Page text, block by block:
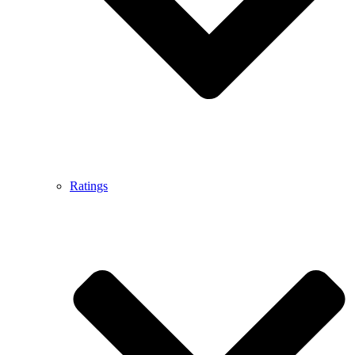
Ratings